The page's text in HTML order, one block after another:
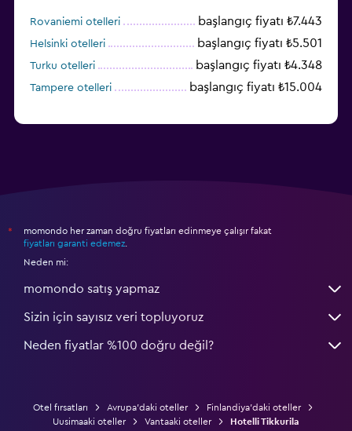
Rovaniemi otelleri başlangıç fiyatı ₺7.443
Helsinki otelleri başlangıç fiyatı ₺5.501
Turku otelleri başlangıç fiyatı ₺4.348
Tampere otelleri başlangıç fiyatı ₺15.004
*
momondo her zaman doğru fiyatları edinmeye çalışır fakat
fiyatları garanti edemez
Neden mi:
momondo satış yapmaz
Sizin için sayısız veri topluyoruz
Neden fiyatlar %100 doğru değil?
Otel fırsatları Avrupa'daki oteller
Finlandiya'daki oteller
Uusimaaki oteller
Vantaaki oteller Hotelli Tikkurila